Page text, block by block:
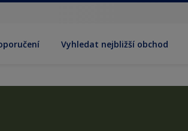
Vyhledat nejbližší obchod